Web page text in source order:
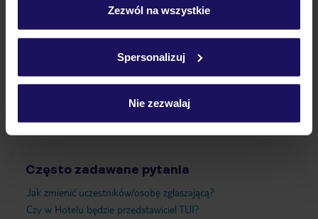
Szczegółowe informacje o plikach cookie znajdziesz
Zezwól na wszystkie
Spersonalizuj
Nie zezwalaj
Ważne informacje
Często zadawane pytania
Jak zmienić uczestników/osobę zgłaszającą?
Czy w Hotelu będzie przedstawiciel TUI?